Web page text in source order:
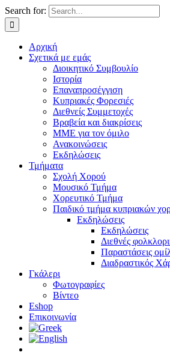
Search for:
Αρχική
Σχετικά με εμάς
Διοικητικό Συμβουλίο
Ιστορία
Επαναπροσέγγιση
Κυπριακές Φορεσιές
Διεθνείς Συμμετοχές
Βραβεία και διακρίσεις
ΜΜΕ για τον όμιλο
Ανακοινώσεις
Εκδηλώσεις
Τμήματα
Σχολή Χορού
Μουσικό Τμήμα
Χορευτικό Τμήμα
Παιδικό τμήμα κυπριακών
Εκδηλώσεις
Εκδηλώσεις
Διεθνές
Παραστάσεις
Διαδραστικός
Γκάλερι
Φωτογραφίες
Βίντεο
Eshop
Επικοινωνία